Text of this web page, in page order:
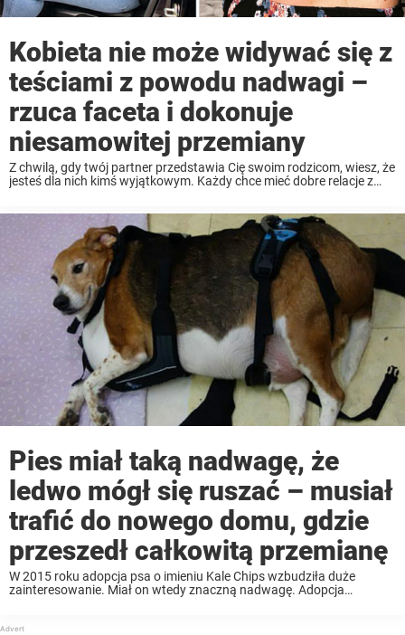
Kobieta nie może widywać się z
teściami z powodu nadwagi –
rzuca faceta i dokonuje
niesamowitej przemiany
Z chwilą, gdy twój partner przedstawia Cię swoim rodzicom, wiesz, że
jesteś dla nich kimś wyjątkowym. Każdy chce mieć dobre relacje z
Pies miał taką nadwagę, że
ledwo mógł się ruszać – musiał
trafić do nowego domu, gdzie
przeszedł całkowitą przemianę
W 2015 roku adopcja psa o imieniu Kale Chips wzbudziła duże
zainteresowanie. Miał on wtedy znaczną nadwagę. Adopcja